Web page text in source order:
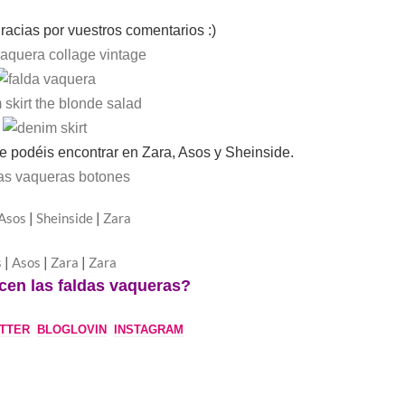
por vuestros comentarios :)
podéis encontrar en Zara, Asos y Sheinside.
| Sheinside| Zara
| Asos | Zara | Zara
las faldas vaqueras?
BLOGLOVIN INSTAGRAM